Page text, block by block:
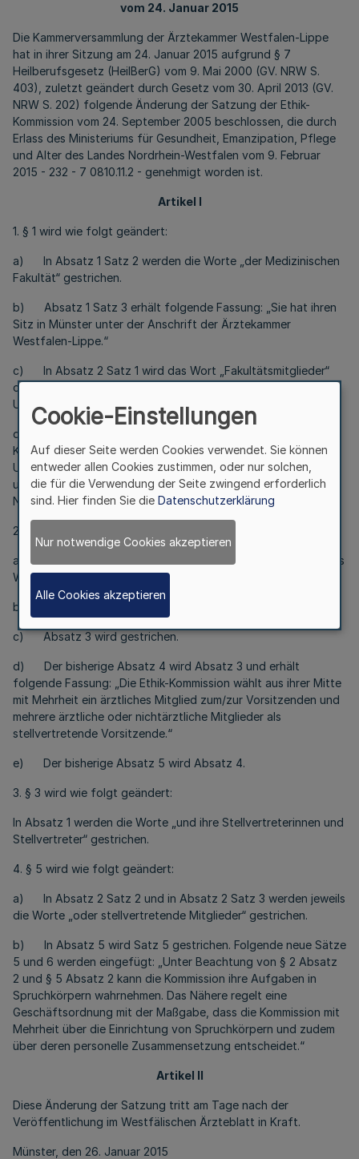
vom 24. Januar 2015
Die Kammerversammlung der Ärztekammer Westfalen-Lippe
hat in ihrer Sitzung am 24. Januar 2015 aufgrund § 7
Heilberufsgesetz (HeilBerG) vom 9. Mai 2000 (GV. NRW S.
403), zuletzt geändert durch Gesetz vom 30. April 2013 (GV.
NRW S. 202) folgende Änderung der Satzung der Ethik-
Kommission vom 24. September 2005 beschlossen, die durch
Erlass des Ministeriums für Gesundheit, Emanzipation, Pflege
und Alter des Landes Nordrhein-Westfalen vom 9. Februar
2015 - 232 - 7 0810.11.2 - genehmigt worden ist.
Artikel I
1. § 1 wird wie folgt geändert:
a) In Absatz 1 Satz 2 werden die Worte „der Medizinischen
Fakultät“ gestrichen.
b) Absatz 1 Satz 3 erhält folgende Fassung: „Sie hat ihren
Sitz in Münster unter der Anschrift der Ärztekammer
Westfalen-Lippe.“
c) In Absatz 2 Satz 1 wird das Wort „Fakultätsmitglieder“
durch die Worte „Mitglieder der Westfälischen Wilhelms-
Universität“ ersetzt.
d) Absatz 4 Satz 3 erhält folgende Fassung: „Die Ethik-
Kommission berät Mitglieder der Westfälischen Wilhelms-
Universität in ethischen Fragen der Forschung am Menschen
und kann in solchen Fragen auch Nichtärztinnen und
Nichtärzte aus Westfalen-Lippe beraten.“
2. § 2 wird wie folgt geändert:
a) In Absatz 1 Satz 1 wird vor die Worte „12 Mitgliedern“ das
Wort „mindestens“ eingefügt.
b) Absatz 2 Satz 4 wird gestrichen.
c) Absatz 3 wird gestrichen.
d) Der bisherige Absatz 4 wird Absatz 3 und erhält
folgende Fassung: „Die Ethik-Kommission wählt aus ihrer Mitte
mit Mehrheit ein ärztliches Mitglied zum/zur Vorsitzenden und
mehrere ärztliche oder nichtärztliche Mitglieder als
stellvertretende Vorsitzende.“
e) Der bisherige Absatz 5 wird Absatz 4.
3. § 3 wird wie folgt geändert:
In Absatz 1 werden die Worte „und ihre Stellvertreterinnen und
Stellvertreter“ gestrichen.
4. § 5 wird wie folgt geändert:
a) In Absatz 2 Satz 2 und in Absatz 2 Satz 3 werden jeweils
die Worte „oder stellvertretende Mitglieder“ gestrichen.
b) In Absatz 5 wird Satz 5 gestrichen. Folgende neue Sätze
5 und 6 werden eingefügt: „Unter Beachtung von § 2 Absatz
2 und § 5 Absatz 2 kann die Kommission ihre Aufgaben in
Spruchkörpern wahrnehmen. Das Nähere regelt eine
Geschäftsordnung mit der Maßgabe, dass die Kommission mit
Mehrheit über die Einrichtung von Spruchkörpern und zudem
über deren personelle Zusammensetzung entscheidet.“
Artikel II
Diese Änderung der Satzung tritt am Tage nach der
Veröffentlichung im Westfälischen Ärzteblatt in Kraft.
Münster, den 26. Januar 2015
Cookie-Einstellungen
Auf dieser Seite werden Cookies verwendet. Sie können
entweder allen Cookies zustimmen, oder nur solchen,
die für die Verwendung der Seite zwingend erforderlich
sind. Hier finden Sie die Datenschutzerklärung
Nur notwendige Cookies akzeptieren
Alle Cookies akzeptieren